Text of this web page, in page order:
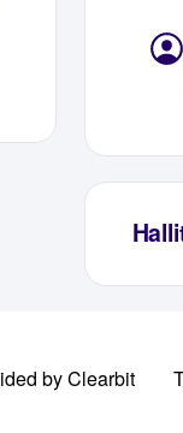
by Clearbit